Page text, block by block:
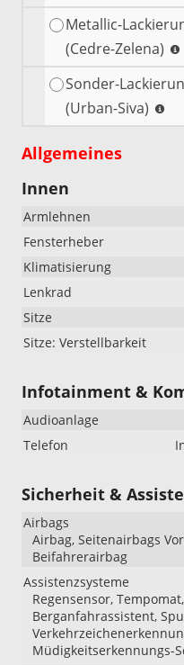
Metallic-
(Cedre-Zelena)
Sonder-
(Urban-Siva)
Allgemeines
Innen
Armlehnen
Fensterheber
Klimatisierung
Lenkrad
Sitze
Sitze: Verstellbarkeit
Infotainment &
Audioanlage
Telefon
Sicherheit &
Airbags
Airbag, Seitenairbags
Beifahrerairbag
Assistenzsysteme
Regensensor,
Berganfahrassistent,
Müdigkeitserkennungs-